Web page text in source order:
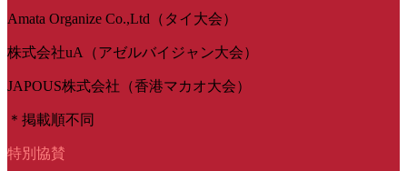
Amata Organize Co.,Ltd（タイ大会）
株式会社uA（アゼルバイジャン大会）
JAPOUS株式会社（香港マカオ大会）
＊掲載順不同
特別協賛